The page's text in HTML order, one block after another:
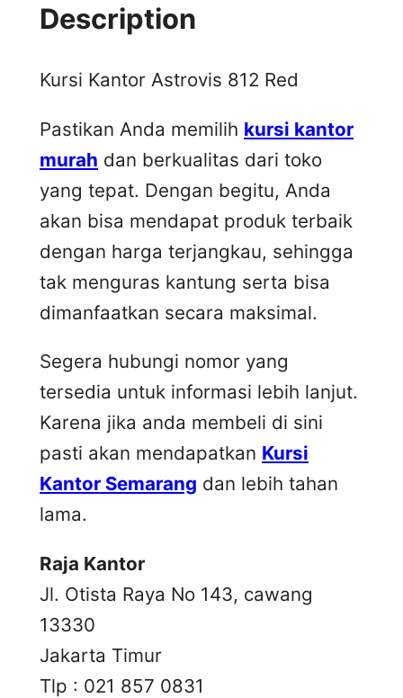
Description
Kursi Kantor Astrovis 812 Red
Pastikan Anda memilih kursi kantor
murah dan berkualitas dari toko
yang tepat. Dengan begitu, Anda
akan bisa mendapat produk terbaik
dengan harga terjangkau, sehingga
tak menguras kantung serta bisa
dimanfaatkan secara maksimal.
Segera hubungi nomor yang
tersedia untuk informasi lebih lanjut.
Karena jika anda membeli di sini
pasti akan mendapatkan Kursi
Kantor Semarang dan lebih tahan
lama.
Raja Kantor
Jl. Otista Raya No 143, cawang
13330
Jakarta Timur
Tlp : 021 857 0831